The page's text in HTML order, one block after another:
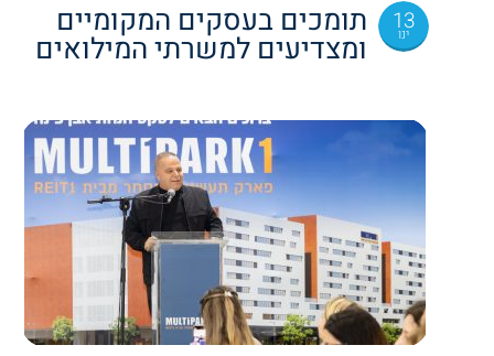
13
ינו תומכים בעסקים המקומיים
ומצדיעים למשרתי המילואים